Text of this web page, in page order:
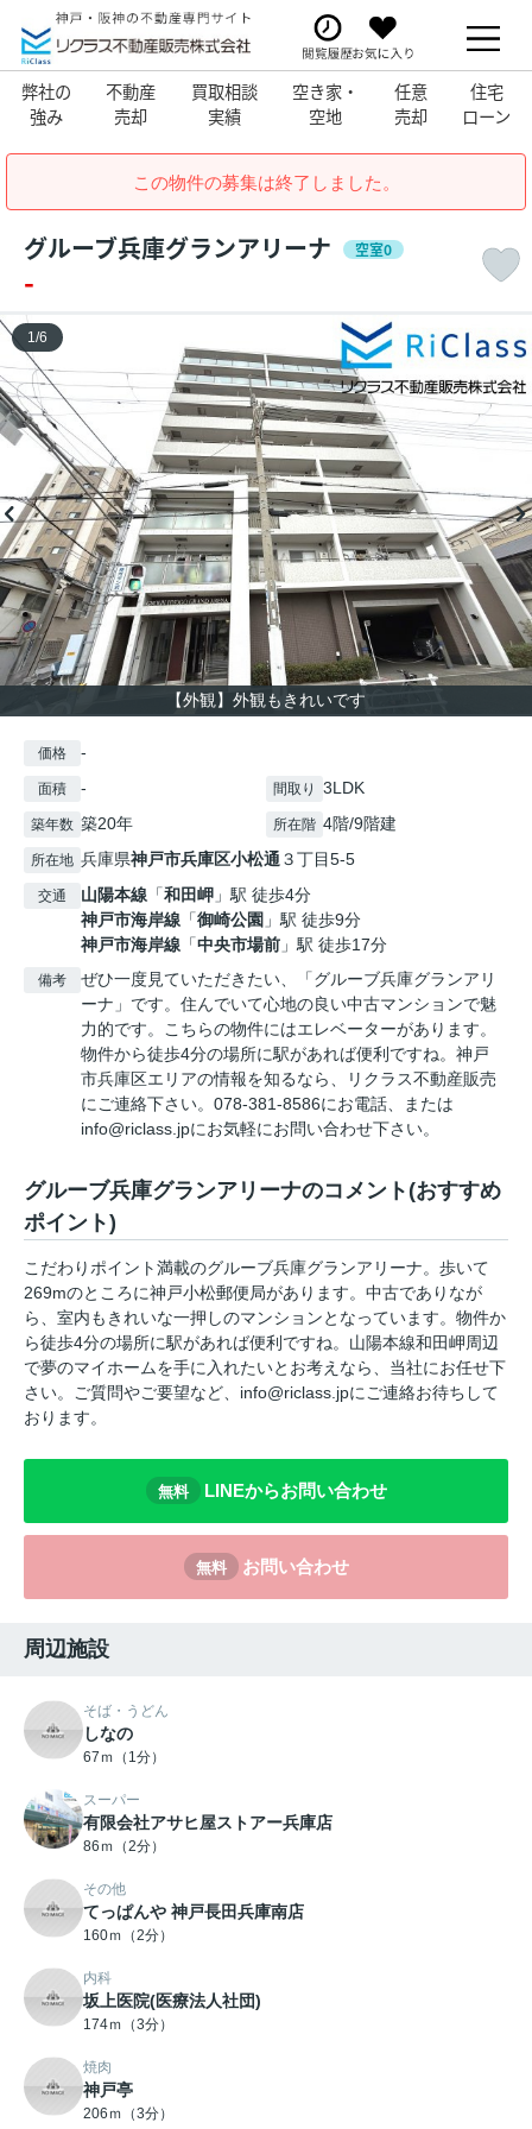
弊社の
強み
不動産
売却
買取相談
実績
空き家・
空地
任意
売却
住宅
ローン
この物件の募集は終了しました。
グルーブ兵庫グランアリーナ 空室0
-
【外観】外観もきれいです
1/6
価格 -
面積 - 間取り 3LDK
築年数 築20年 所在階 4階/9階建
所在地 兵庫県神戸市兵庫区小松通 ３丁目5-5
交通 山陽本線 「和田岬 」駅 徒歩4分
神戸市海岸線 「御崎公園 」駅 徒歩9分
神戸市海岸線 「中央市場前 」駅 徒歩17分
備考
ぜひ一度見ていただきたい、「グルーブ兵庫グランアリ
ーナ」です。住んでいて心地の良い中古マンションで魅
力的です。こちらの物件にはエレベーターがあります。
物件から徒歩4分の場所に駅があれば便利ですね。神戸
市兵庫区エリアの情報を知るなら、リクラス不動産販売
にご連絡下さい。078-381-8586にお電話、または
info@riclass.jpにお気軽にお問い合わせ下さい。
グルーブ兵庫グランアリーナのコメント(おすすめ
ポイント)
こだわりポイント満載のグルーブ兵庫グランアリーナ。歩いて
269mのところに神戸小松郵便局があります。中古でありなが
ら、室内もきれいな一押しのマンションとなっています。物件か
ら徒歩4分の場所に駅があれば便利ですね。山陽本線和田岬周辺
で夢のマイホームを手に入れたいとお考えなら、当社にお任せ下
さい。ご質問やご要望など、info@riclass.jpにご連絡お待ちして
おります。
無料 LINEからお問い合わせ
無料 お問い合わせ
周辺施設
そば・うどん
しなの
67ｍ（1分）
スーパー
有限会社アサヒ屋ストアー兵庫店
86ｍ（2分）
その他
てっぱんや 神戸長田兵庫南店
160ｍ（2分）
内科
坂上医院(医療法人社団)
174ｍ（3分）
焼肉
神戸亭
206ｍ（3分）